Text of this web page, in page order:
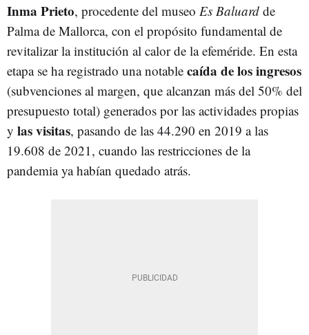
Inma Prieto, procedente del museo Es Baluard de
Palma de Mallorca, con el propósito fundamental de
revitalizar la institución al calor de la efeméride. En esta
etapa se ha registrado una notable caída de los ingresos
(subvenciones al margen, que alcanzan más del 50% del
presupuesto total) generados por las actividades propias
y las visitas, pasando de las 44.290 en 2019 a las
19.608 de 2021, cuando las restricciones de la
pandemia ya habían quedado atrás.